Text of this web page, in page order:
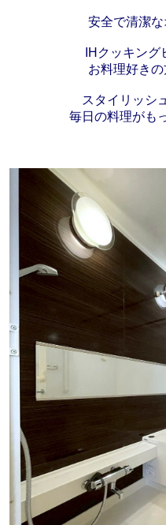
安全で清潔な
IHクッキン
お料理好きの
スタイリッシ
毎日の料理がも